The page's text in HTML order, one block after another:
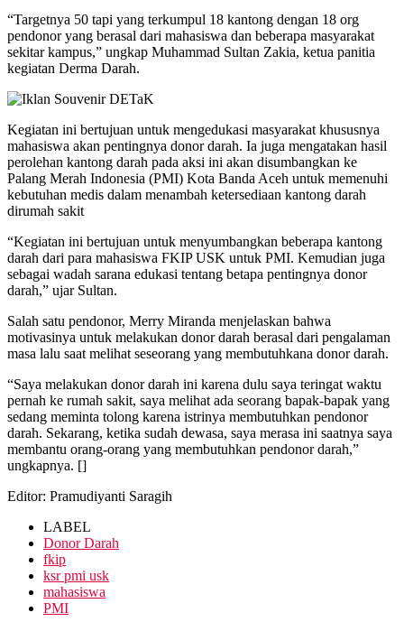
“Targetnya 50 tapi yang terkumpul 18 kantong dengan 18 org
pendonor yang berasal dari mahasiswa dan beberapa masyarakat
sekitar kampus,” ungkap Muhammad Sultan Zakia, ketua panitia
kegiatan Derma Darah.
Kegiatan ini bertujuan untuk mengedukasi masyarakat khususnya
mahasiswa akan pentingnya donor darah. Ia juga mengatakan hasil
perolehan kantong darah pada aksi ini akan disumbangkan ke
Palang Merah Indonesia (PMI) Kota Banda Aceh untuk memenuhi
kebutuhan medis dalam menambah ketersediaan kantong darah
dirumah sakit
“Kegiatan ini bertujuan untuk menyumbangkan beberapa kantong
darah dari para mahasiswa FKIP USK untuk PMI. Kemudian juga
sebagai wadah sarana edukasi tentang betapa pentingnya donor
darah,” ujar Sultan.
Salah satu pendonor, Merry Miranda menjelaskan bahwa
motivasinya untuk melakukan donor darah berasal dari pengalaman
masa lalu saat melihat seseorang yang membutuhkana donor darah.
“Saya melakukan donor darah ini karena dulu saya teringat waktu
pernah ke rumah sakit, saya melihat ada seorang bapak-bapak yang
sedang meminta tolong karena istrinya membutuhkan pendonor
darah. Sekarang, ketika sudah dewasa, saya merasa ini saatnya saya
membantu orang-orang yang membutuhkan pendonor darah,”
ungkapnya. []
Editor: Pramudiyanti Saragih
LABEL
Donor Darah
fkip
ksr pmi usk
mahasiswa
PMI